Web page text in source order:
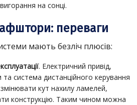
на сонці.
переваги
мають безліч плюсів:
. Електричний привід,
система дистанційного керування
кут нахилу ламелей,
конструкцію. Таким чином можна